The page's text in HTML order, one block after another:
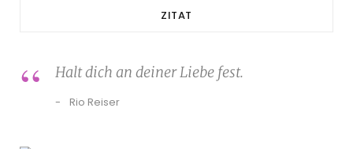
ZITAT
Halt dich an deiner Liebe fest.
Rio Reiser